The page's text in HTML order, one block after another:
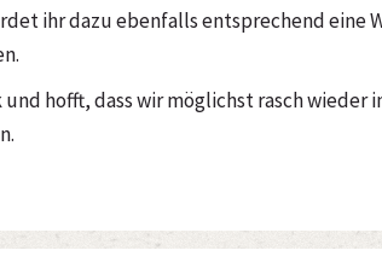
ihr dazu ebenfalls entsprechend eine
hofft, dass wir möglichst rasch wieder